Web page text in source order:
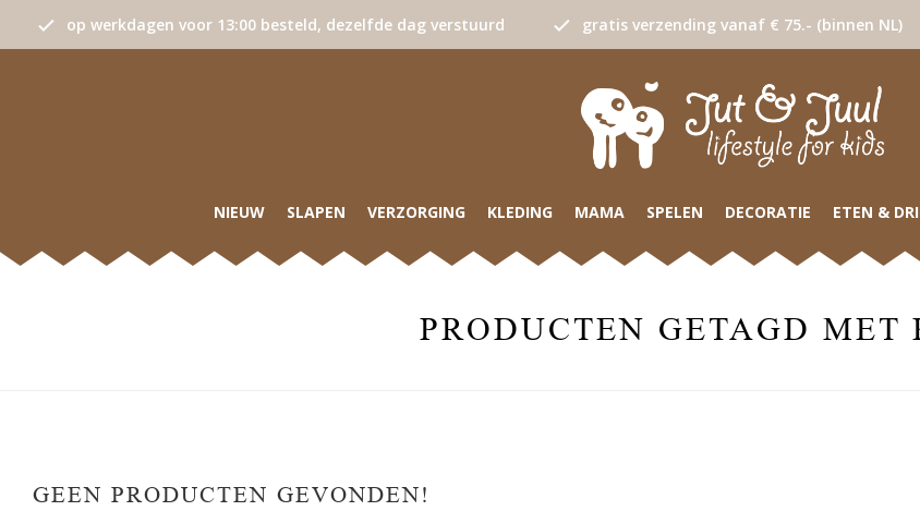
op werkdagen voor 13:00 besteld, dezelfde dag verstuurd gratis verzending vanaf € 75.- (binnen NL)
NIEUW SLAPEN VERZORGING KLEDING MAMA SPELEN DECORATIE ETEN &
PRODUCTEN GETAGD MET
GEEN PRODUCTEN GEVONDEN!